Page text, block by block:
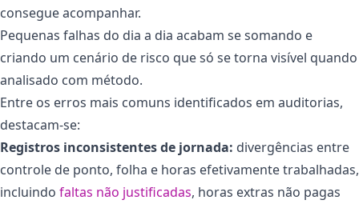
consegue acompanhar.
Pequenas falhas do dia a dia acabam se somando e
criando um cenário de risco que só se torna visível quando
analisado com método.
Entre os erros mais comuns identificados em auditorias,
destacam-se:
Registros inconsistentes de jornada: divergências entre
controle de ponto, folha e horas efetivamente trabalhadas,
incluindo faltas não justificadas, horas extras não pagas